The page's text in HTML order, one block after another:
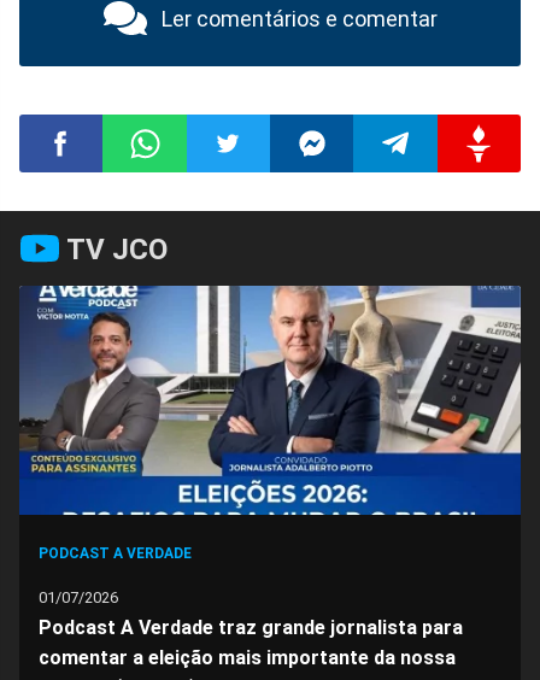
Ler comentários e comentar
Compartilhar
no
Facebook
no
Whatsapp
no
Twitter
no
Messenger
no
Telegram
no
Gettr
TV JCO
PODCAST A VERDADE
01/07/2026
Podcast A Verdade traz grande jornalista para
comentar a eleição mais importante da nossa